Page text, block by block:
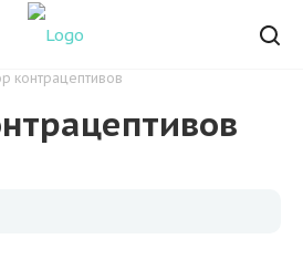
контрацептивов